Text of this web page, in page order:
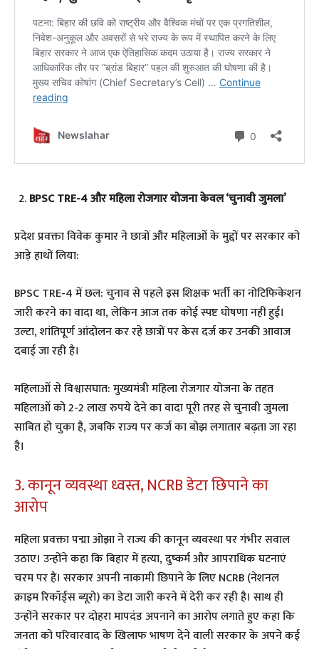
BPSC TRE-4 और महिला रोजगार योजना केवल ‘चुनावी जुमला’
प्रदेश प्रवक्ता विवेक कुमार ने छात्रों और महिलाओं के मुद्दों पर सरकार को
आड़े हाथों लिया:
BPSC TRE-4 में छल: चुनाव से पहले इस शिक्षक भर्ती का नोटिफिकेशन
जारी करने का वादा था, लेकिन आज तक कोई स्पष्ट घोषणा नहीं हुई।
उल्टा, शांतिपूर्ण आंदोलन कर रहे छात्रों पर केस दर्ज कर उनकी आवाज
दबाई जा रही है।
महिलाओं से विश्वासघात: मुख्यमंत्री महिला रोजगार योजना के तहत
महिलाओं को 2-2 लाख रुपये देने का वादा पूरी तरह से चुनावी जुमला
साबित हो चुका है, जबकि राज्य पर कर्ज का बोझ लगातार बढ़ता जा रहा
है।
3. कानून व्यवस्था ध्वस्त, NCRB डेटा छिपाने का
आरोप
महिला प्रवक्ता पद्मा ओझा ने राज्य की कानून व्यवस्था पर गंभीर सवाल
उठाए। उन्होंने कहा कि बिहार में हत्या, दुष्कर्म और आपराधिक घटनाएं
चरम पर हैं। सरकार अपनी नाकामी छिपाने के लिए NCRB (नेशनल
क्राइम रिकॉर्ड्स ब्यूरो) का डेटा जारी करने में देरी कर रही है। साथ ही
उन्होंने सरकार पर दोहरा मापदंड अपनाने का आरोप लगाते हुए कहा कि
जनता को परिवारवाद के खिलाफ भाषण देने वाली सरकार के अपने कई